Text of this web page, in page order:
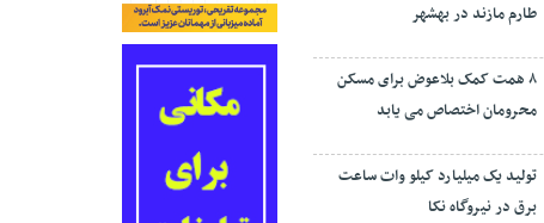
طارم مازند در بهشهر
۸ همت کمک بلاعوض برای مسکن
محرومان اختصاص می یابد
تولید یک میلیارد کیلو وات ساعت
برق در نیروگاه نکا